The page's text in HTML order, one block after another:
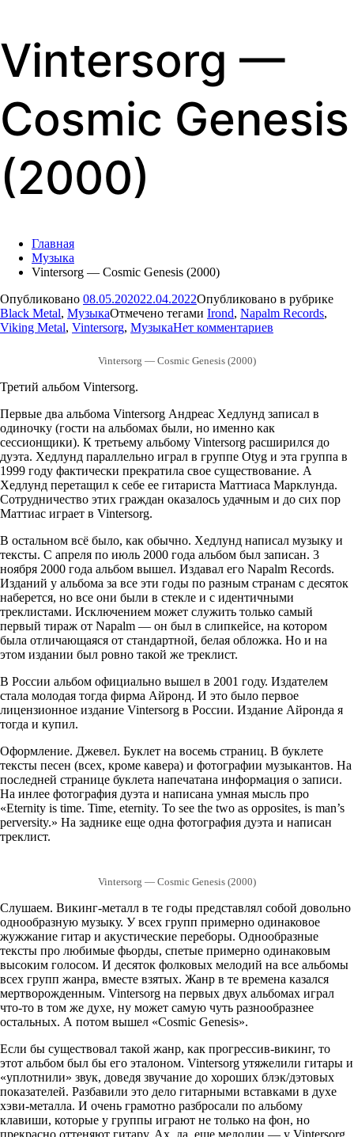
Vintersorg —
Cosmic Genesis
(2000)
Главная
Музыка
Vintersorg — Cosmic Genesis (2000)
Опубликовано 08.05.202022.04.2022Опубликовано в рубрике
Black Metal, МузыкаОтмечено тегами Irond, Napalm Records,
Viking Metal, Vintersorg, МузыкаНет комментариев
Vintersorg — Cosmic Genesis (2000)
Третий альбом Vintersorg.
Первые два альбома Vintersorg Андреас Хедлунд записал в
одиночку (гости на альбомах были, но именно как
сессионщики). К третьему альбому Vintersorg расширился до
дуэта. Хедлунд параллельно играл в группе Otyg и эта группа в
1999 году фактически прекратила свое существование. А
Хедлунд перетащил к себе ее гитариста Маттиаса Марклунда.
Сотрудничество этих граждан оказалось удачным и до сих пор
Маттиас играет в Vintersorg.
В остальном всё было, как обычно. Хедлунд написал музыку и
тексты. С апреля по июль 2000 года альбом был записан. 3
ноября 2000 года альбом вышел. Издавал его Napalm Records.
Изданий у альбома за все эти годы по разным странам с десяток
наберется, но все они были в стекле и с идентичными
треклистами. Исключением может служить только самый
первый тираж от Napalm — он был в слипкейсе, на котором
была отличающаяся от стандартной, белая обложка. Но и на
этом издании был ровно такой же треклист.
В России альбом официально вышел в 2001 году. Издателем
стала молодая тогда фирма Айронд. И это было первое
лицензионное издание Vintersorg в России. Издание Айронда я
тогда и купил.
Оформление. Джевел. Буклет на восемь страниц. В буклете
тексты песен (всех, кроме кавера) и фотографии музыкантов. На
последней странице буклета напечатана информация о записи.
На инлее фотография дуэта и написана умная мысль про
«Eternity is time. Time, eternity. To see the two as opposites, is man’s
perversity.» На заднике еще одна фотография дуэта и написан
треклист.
Vintersorg — Cosmic Genesis (2000)
Слушаем. Викинг-металл в те годы представлял собой довольно
однообразную музыку. У всех групп примерно одинаковое
жужжание гитар и акустические переборы. Однообразные
тексты про любимые фьорды, спетые примерно одинаковым
высоким голосом. И десяток фолковых мелодий на все альбомы
всех групп жанра, вместе взятых. Жанр в те времена казался
мертворожденным. Vintersorg на первых двух альбомах играл
что-то в том же духе, ну может самую чуть разнообразнее
остальных. А потом вышел «Cosmic Genesis».
Если бы существовал такой жанр, как прогрессив-викинг, то
этот альбом был бы его эталоном. Vintersorg утяжелили гитары и
«уплотнили» звук, доведя звучание до хороших блэк/дэтовых
показателей. Разбавили это дело гитарными вставками в духе
хэви-металла. И очень грамотно разбросали по альбому
клавиши, которые у группы играют не только на фон, но